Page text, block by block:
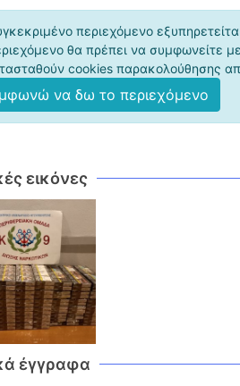
περιεχόμενο
θα πρέπει να συμφωνείτε
cookies παρακολούθησης
να δω το περιεχόμενο
εικόνες
έγγραφα